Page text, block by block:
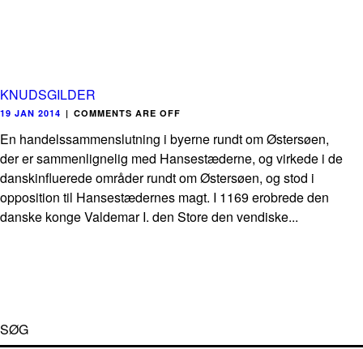
KNUDSGILDER
19 JAN 2014 | COMMENTS ARE OFF
En handelssammenslutning i byerne rundt om Østersøen,
der er sammenlignelig med Hansestæderne, og virkede i de
danskinfluerede områder rundt om Østersøen, og stod i
opposition til Hansestædernes magt. I 1169 erobrede den
danske konge Valdemar I. den Store den vendiske...
SØG